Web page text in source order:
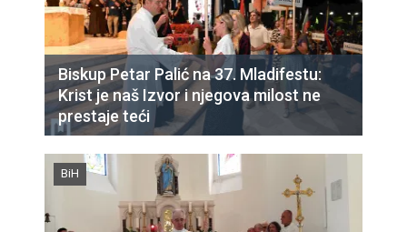
Biskup Petar Palić na 37. Mladifestu:
Krist je naš Izvor i njegova milost ne
prestaje teći
BiH